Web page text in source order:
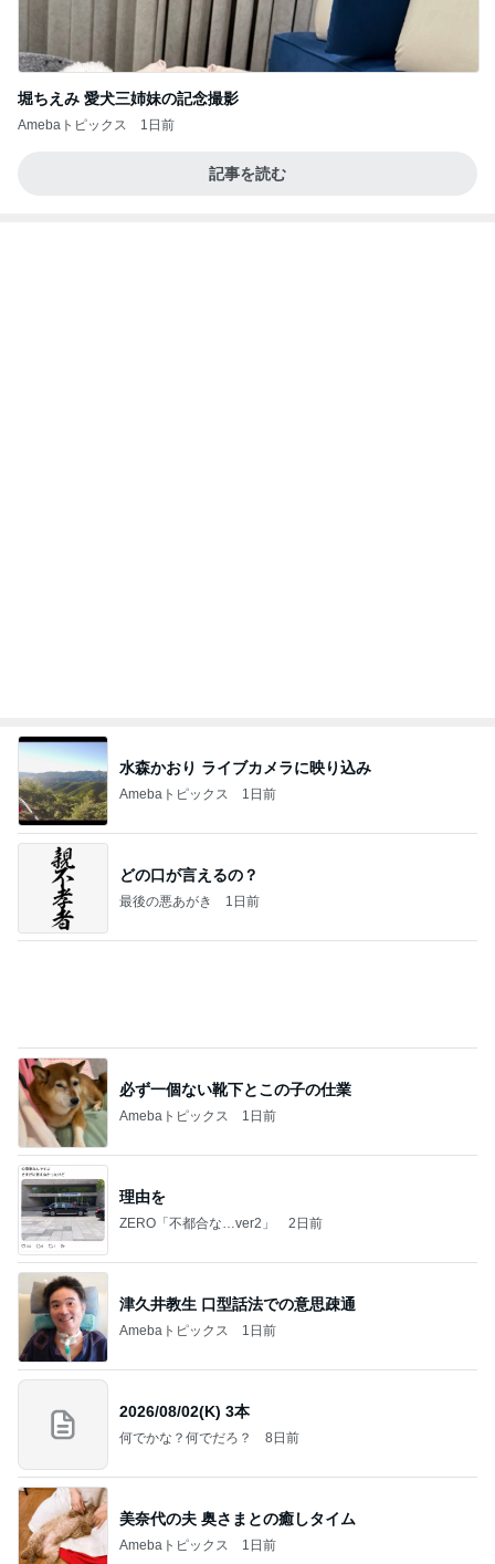
堀ちえみ 愛犬三姉妹の記念撮影
Amebaトピックス 1日前
記事を読む
水森かおり ライブカメラに映り込み
Amebaトピックス 1日前
どの口が言えるの？
最後の悪あがき 1日前
必ず一個ない靴下とこの子の仕業
Amebaトピックス 1日前
理由を
ZERO「不都合な…ver2」 2日前
津久井教生 口型話法での意思疎通
Amebaトピックス 1日前
2026/08/02(K) 3本
何でかな？何でだろ？ 8日前
美奈代の夫 奥さまとの癒しタイム
Amebaトピックス 1日前